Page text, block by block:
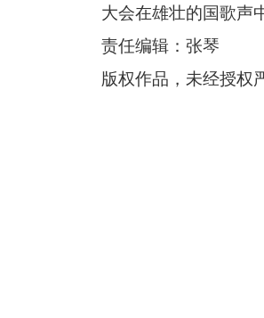
大会在雄壮的国歌声
责任编辑：张琴
版权作品，未经授权